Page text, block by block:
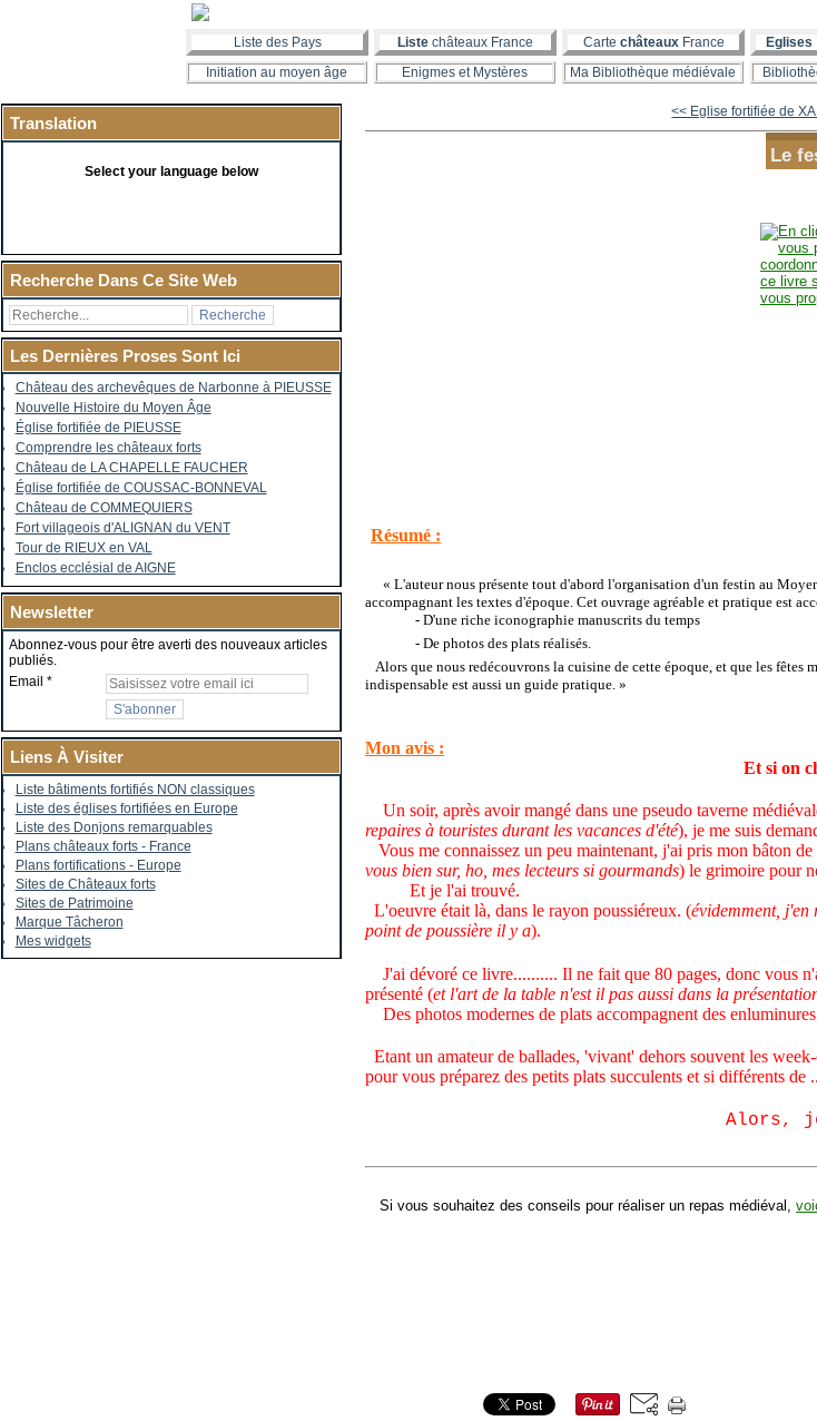
Liste des Pays Liste châteaux France Carte châteauxFrance Eglises
Initiation au moyen âge
Enigmes et Mystères Ma Bibliothèque médiévale
Translation
Select your language below
Recherche Dans Ce Site Web
Les Dernières Proses Sont Ici
Château des archevêques de Narbonne à PIEUSSE
Nouvelle Histoire du Moyen Âge
Église fortifiée de PIEUSSE
Comprendre les châteaux forts
Château de LA CHAPELLE FAUCHER
Église fortifiée de COUSSAC-BONNEVAL
Château de COMMEQUIERS
Fort villageois d'ALIGNAN du VENT
Tour de RIEUX en VAL
Enclos ecclésial de AIGNE
Newsletter
Abonnez-vous pour être averti des nouveaux articles
publiés.
Email
Liens À Visiter
Liste bâtiments fortifiés NON classiques
Liste des églises fortifiées en Europe
Liste des Donjons remarquables
Plans châteaux forts - France
Plans fortifications - Europe
Sites de Châteaux forts
Sites de Patrimoine
Marque Tâcheron
Mes widgets
<< Eglise fortifiée de
Le
Résumé :
«L'auteur nous présente tout d'abord l'organisation d'un festin au
accompagnant les textes d'époque. Cet ouvrage agréable et pratique est
- D'une riche iconographie manuscrits du temps
- De photos des plats réalisés.
Alors que nous redécouvrons la cuisine de cette époque, et que les fêtes
indispensable est aussi un guide pratique »
Mon avis :
Et si on
Un soir, après avoir mangé dans une pseudo taverne
repaires à touristes durant les vacances d'été), je me suis
Vous me connaissez un peu maintenant, j'ai pris mon bâton
vous bien sur, ho, mes lecteurs si gourmands) le grimoire pour
Et je l'ai trouvé.
L'oeuvre était là, dans le rayon poussiéreux. (évidemment,
point de poussière il y a).
J'ai dévoré ce livre.......... Il ne fait que 80 pages, donc vous
présenté (et l'art de la table n'est il pas aussi dans la
Des photos modernes de plats accompagnent des
Etant un amateur de ballades, 'vivant' dehors souvent les
pour vous préparez des petits plats succulents et si différents de
Alors,
Si vous souhaitez des conseils pour réaliser un repas médiéval,